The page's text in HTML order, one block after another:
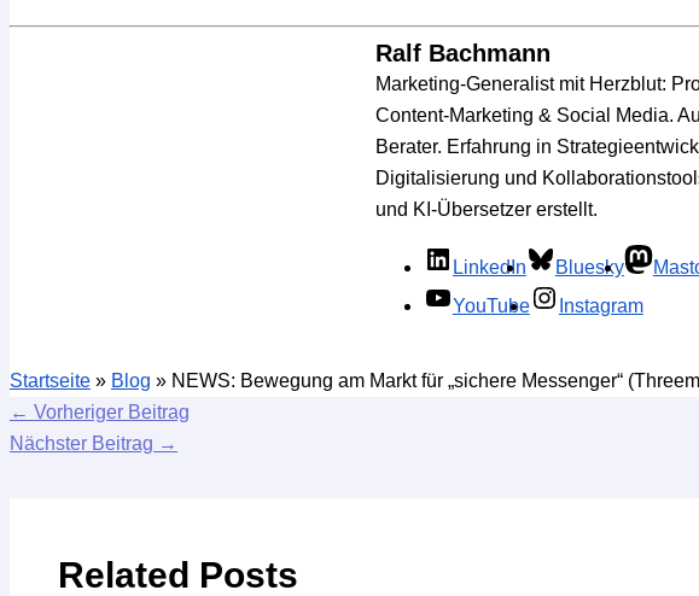
Ralf Bachmann
Marketing-Generalist mit Herzblut:
Content-Marketing & Social Media.
Berater. Erfahrung in
Digitalisierung und
und KI-Übersetzer erstellt.
LinkedIn Bluesky
YouTube
Instagram
Startseite » Blog » NEWS: Bewegung am Markt für „sichere Messenger“
← Vorheriger Beitrag
Nächster Beitrag →
Related Posts